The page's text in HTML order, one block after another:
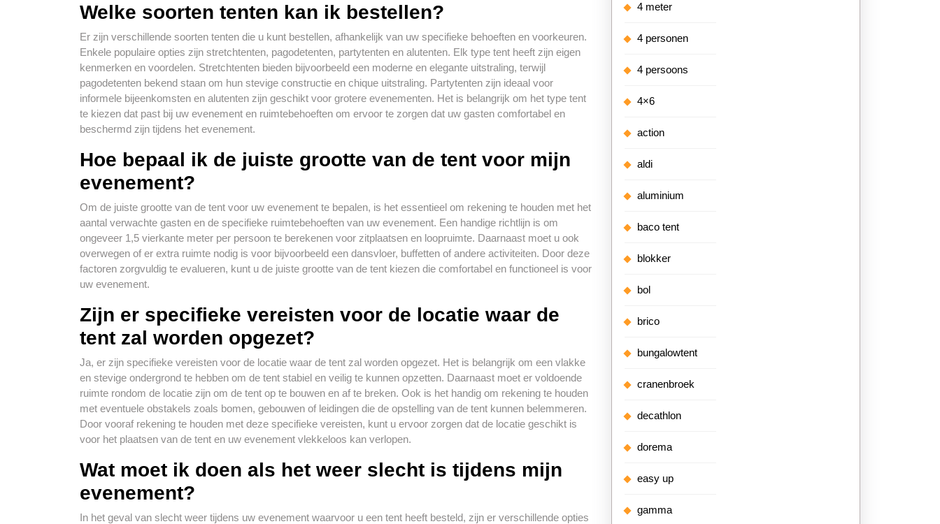
Welke soorten tenten kan ik bestellen?
Er zijn verschillende soorten tenten die u kunt bestellen, afhankelijk van uw specifieke behoeften en voorkeuren.
Enkele populaire opties zijn stretchtenten, pagodetenten, partytenten en alutenten. Elk type tent heeft zijn eigen
kenmerken en voordelen. Stretchtenten bieden bijvoorbeeld een moderne en elegante uitstraling, terwijl
pagodetenten bekend staan om hun stevige constructie en chique uitstraling. Partytenten zijn ideaal voor
informele bijeenkomsten en alutenten zijn geschikt voor grotere evenementen. Het is belangrijk om het type tent
te kiezen dat past bij uw evenement en ruimtebehoeften om ervoor te zorgen dat uw gasten comfortabel en
beschermd zijn tijdens het evenement.
Hoe bepaal ik de juiste grootte van de tent voor mijn
evenement?
Om de juiste grootte van de tent voor uw evenement te bepalen, is het essentieel om rekening te houden met het
aantal verwachte gasten en de specifieke ruimtebehoeften van uw evenement. Een handige richtlijn is om
ongeveer 1,5 vierkante meter per persoon te berekenen voor zitplaatsen en loopruimte. Daarnaast moet u ook
overwegen of er extra ruimte nodig is voor bijvoorbeeld een dansvloer, buffetten of andere activiteiten. Door deze
factoren zorgvuldig te evalueren, kunt u de juiste grootte van de tent kiezen die comfortabel en functioneel is voor
uw evenement.
Zijn er specifieke vereisten voor de locatie waar de
tent zal worden opgezet?
Ja, er zijn specifieke vereisten voor de locatie waar de tent zal worden opgezet. Het is belangrijk om een vlakke
en stevige ondergrond te hebben om de tent stabiel en veilig te kunnen opzetten. Daarnaast moet er voldoende
ruimte rondom de locatie zijn om de tent op te bouwen en af te breken. Ook is het handig om rekening te houden
met eventuele obstakels zoals bomen, gebouwen of leidingen die de opstelling van de tent kunnen belemmeren.
Door vooraf rekening te houden met deze specifieke vereisten, kunt u ervoor zorgen dat de locatie geschikt is
voor het plaatsen van de tent en uw evenement vlekkeloos kan verlopen.
Wat moet ik doen als het weer slecht is tijdens mijn
evenement?
In het geval van slecht weer tijdens uw evenement waarvoor u een tent heeft besteld, zijn er verschillende opties
4 meter
4 personen
4 persoons
4×6
action
aldi
aluminium
baco tent
blokker
bol
brico
bungalowtent
cranenbroek
decathlon
dorema
easy up
gamma